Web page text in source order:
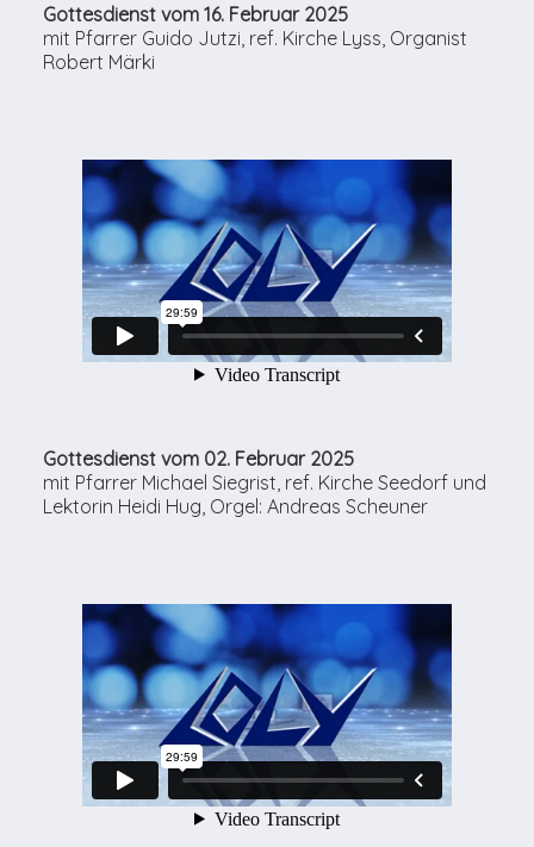
Gottesdienst vom 16. Februar 2025
mit Pfarrer Guido Jutzi, ref. Kirche Lyss, Organist
Robert Märki
Gottesdienst vom 02. Februar 2025
mit Pfarrer Michael Siegrist, ref. Kirche Seedorf und
Lektorin Heidi Hug, Orgel: Andreas Scheuner